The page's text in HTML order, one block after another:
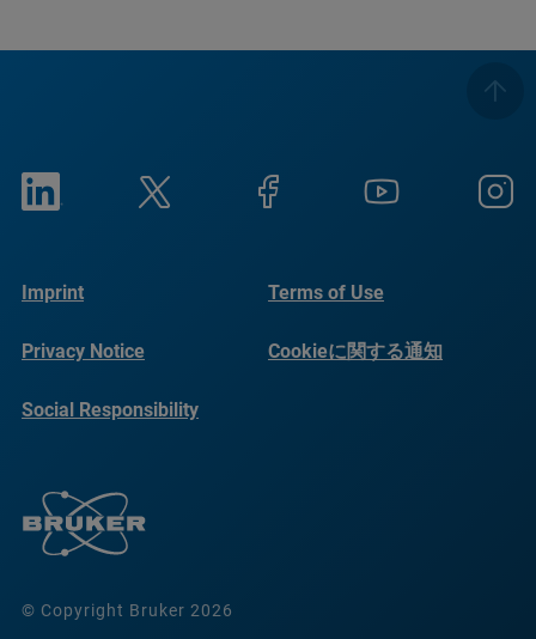
© Copyright Bruker 2026
Imprint Terms of Use
Privacy Notice Cookieに関する通知
Social Responsibility